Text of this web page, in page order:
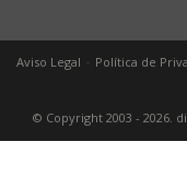
Aviso Legal Política de
© Copyright 2003 - 2026.